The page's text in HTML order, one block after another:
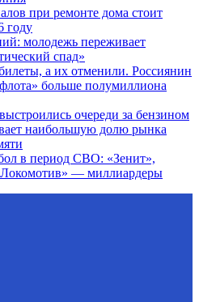
при ремонте дома стоит
году
молодежь переживает
спад»
а их отменили. Россиянин
больше полумиллиона
очереди за бензином
наибольшую долю рынка
в период СВО: «Зенит»,
— миллиардеры